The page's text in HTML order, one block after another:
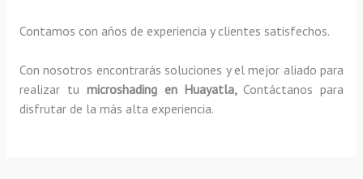
Contamos con años de experiencia y clientes satisfechos.
Con nosotros encontrarás soluciones y el mejor aliado para
realizar tu microshading en Huayatla,Contáctanos para
disfrutar de la más alta experiencia.